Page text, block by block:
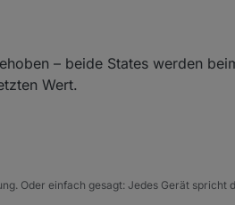
– beide States werden
Wert.
Oder einfach gesagt: Jedes Gerät spricht